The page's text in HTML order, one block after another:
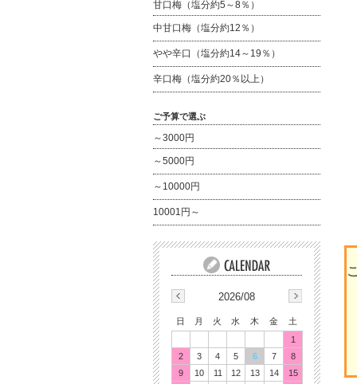
甘口梅（塩分約5～8％）
中甘口梅（塩分約12％）
やや辛口（塩分約14～19％）
辛口梅（塩分約20％以上）
ご予算で選ぶ
～3000円
～5000円
～10000円
10001円～
2026/08
日 月 火 水 木 金
土
1
2
3 4 5 6 7
8
9
10 11 12 13 14
15